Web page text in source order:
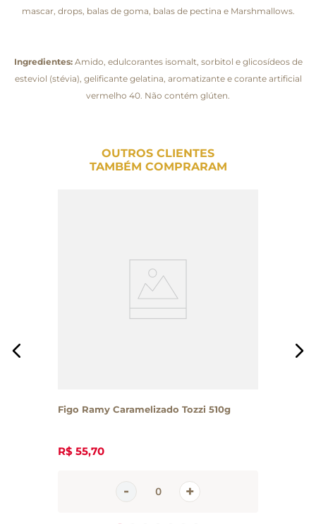
mascar, drops, balas de goma, balas de pectina e Marshmallows.
Ingredientes: Amido, edulcorantes isomalt, sorbitol e glicosídeos de
esteviol (stévia), gelificante gelatina, aromatizante e corante artificial
vermelho 40. Não contém glúten.
OUTROS CLIENTES
TAMBÉM COMPRARAM
Figo Ramy Caramelizado Tozzi 510g
R$ 55,70